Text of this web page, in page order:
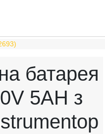
батарея
5AH з